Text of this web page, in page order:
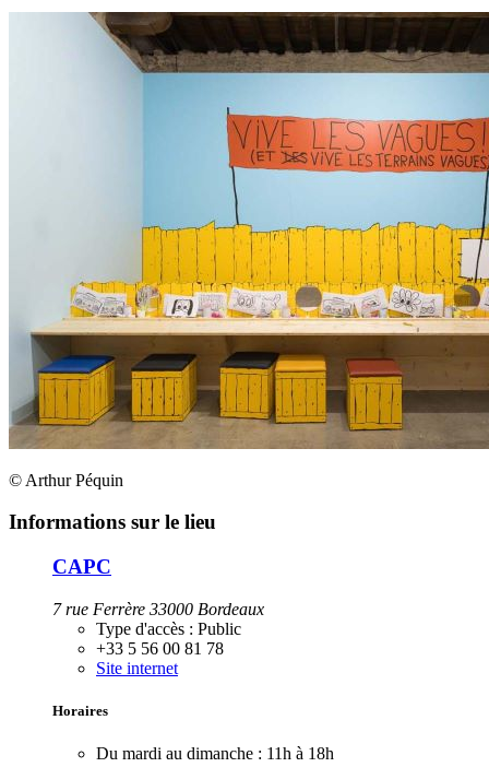
© Arthur Péquin
Informations sur le lieu
CAPC
7 rue Ferrère 33000 Bordeaux
Type d'accès : Public
+33 5 56 00 81 78
Site internet
Horaires
Du mardi au dimanche : 11h à 18h